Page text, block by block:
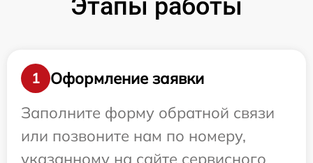
Этапы работы
1
Оформление заявки
Заполните форму обратной связи
или позвоните нам по номеру,